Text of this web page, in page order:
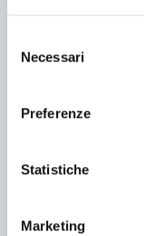
delNecessari
Preferenze
Statistiche
Marketing
Soluzione